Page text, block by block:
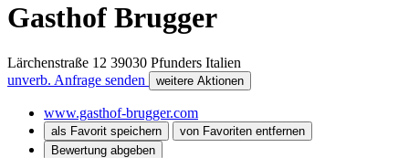
Gasthof Brugger
Lärchenstraße 12 39030 Pfunders Italien
unverb. Anfrage senden
weitere Aktionen
www.gasthof-brugger.com
als Favorit speichern
von Favoriten entfernen
Bewertung abgeben